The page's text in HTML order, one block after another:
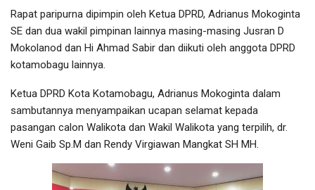
Rapat paripurna dipimpin oleh Ketua DPRD, Adrianus Mokoginta
SE dan dua wakil pimpinan lainnya masing-masing Jusran D
Mokolanod dan Hi Ahmad Sabir dan diikuti oleh anggota DPRD
kotamobagu lainnya.
Ketua DPRD Kota Kotamobagu, Adrianus Mokoginta dalam
sambutannya menyampaikan ucapan selamat kepada
pasangan calon Walikota dan Wakil Walikota yang terpilih, dr.
Weni Gaib Sp.M dan Rendy Virgiawan Mangkat SH MH.